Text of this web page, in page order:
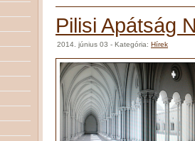
Pilisi Apátság
2014. június 03 - Kategória: Hírek